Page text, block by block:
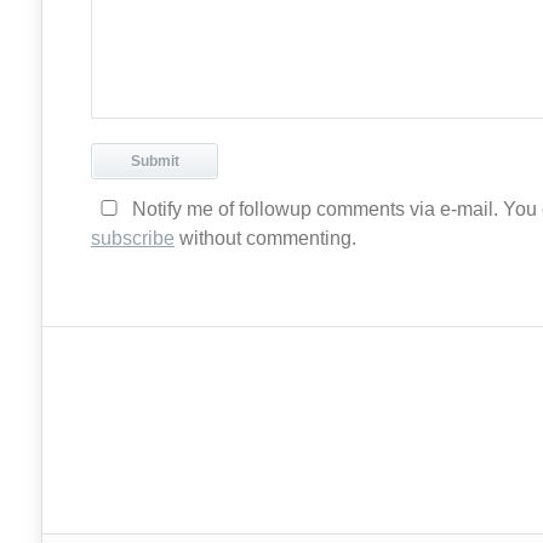
Notify me of followup comments via e-mail. You
subscribe without commenting.